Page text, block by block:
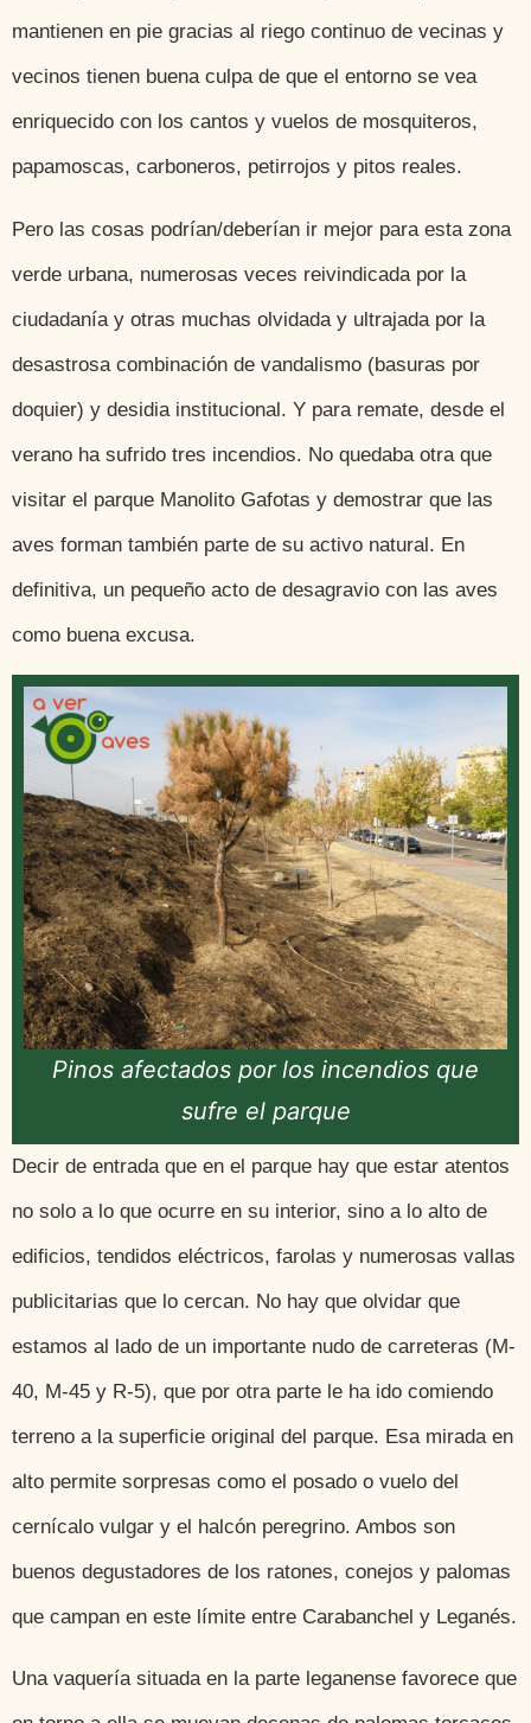
mantienen en pie gracias al riego continuo de vecinas y
vecinos tienen buena culpa de que el entorno se vea
enriquecido con los cantos y vuelos de mosquiteros,
papamoscas, carboneros, petirrojos y pitos reales.
Pero las cosas podrían/deberían ir mejor para esta zona
verde urbana, numerosas veces reivindicada por la
ciudadanía y otras muchas olvidada y ultrajada por la
desastrosa combinación de vandalismo (basuras por
doquier) y desidia institucional. Y para remate, desde el
verano ha sufrido tres incendios. No quedaba otra que
visitar el parque Manolito Gafotas y demostrar que las
aves forman también parte de su activo natural. En
definitiva, un pequeño acto de desagravio con las aves
como buena excusa.
Pinos afectados por los incendios que
sufre el parque
Decir de entrada que en el parque hay que estar atentos
no solo a lo que ocurre en su interior, sino a lo alto de
edificios, tendidos eléctricos, farolas y numerosas vallas
publicitarias que lo cercan. No hay que olvidar que
estamos al lado de un importante nudo de carreteras (M-
40, M-45 y R-5), que por otra parte le ha ido comiendo
terreno a la superficie original del parque. Esa mirada en
alto permite sorpresas como el posado o vuelo del
cernícalo vulgar y el halcón peregrino. Ambos son
buenos degustadores de los ratones, conejos y palomas
que campan en este límite entre Carabanchel y Leganés.
Una vaquería situada en la parte leganense favorece que